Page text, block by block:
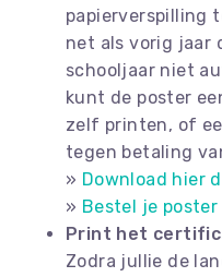
papierverspilling
net als vorig jaar
schooljaar niet
kunt de poster
zelf printen, of
tegen betaling
» Download hier
» Bestel je poster
Print het
Zodra jullie de